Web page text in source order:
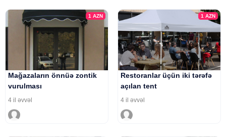
1AZN
Mağazaların önnüə zontik
vurulması
4 il əvvəl
1 AZN
Restoranlar üçün iki tərəfə
açılan tent
4 il əvvəl